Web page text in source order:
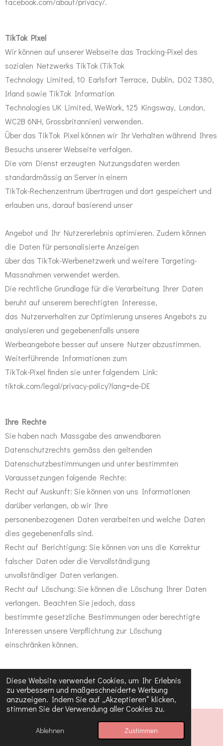
Diese Website verwendet Cookies, um Ihr Erlebnis
zu verbessern und maßgeschneiderte Werbung
anzuzeigen. Indem Sie auf „Akzeptieren“ klicken,
stimmen Sie der Verwendung aller Cookies zu.
Ablehnen Zustimmen
TikTok Pixel
Wir können auf unserer Webseite das Tracking-Pixel des
sozialen Netzwerks TikTok (TikTok
Technology Limited, 10 Earlsfort Terrace, Dublin, D02 T380,
Irland sowie TikTok Information
Technologies UK Limited, WeWork, 125 Kingsway, London,
WC2B 6NH, Grossbritannien) verwenden.
Über das TikTok Pixel können wir Ihr Verhalten während Ihres
Besuchs unserer Webseite verfolgen.
Die vom Dienst erzeugten Nutzungsdaten werden
standardmässig an Server in einem
TikTok-Rechenzentrum übertragen und dort gespeichert und
erlauben uns, darauf basierend unser
Angebot und Ihr Nutzererlebnis optimieren. Zudem können
die Daten für personalisierte Anzeigen
über das TikTok-Werbenetzwerk und weitere Targeting-
Massnahmen verwendet werden.
Die rechtliche Grundlage für die Verarbeitung Ihrer Daten
beruht auf unserem berechtigten Interesse,
das Nutzerverhalten zur Optimierung unseres Angebots zu
analysieren und gegebenenfalls unsere
Werbeangebote besser auf unsere Nutzer abzustimmen.
Weiterführende Informationen zum
TikTok-Pixel finden sie unter folgendem Link:
tiktok.com/legal/privacy-policy?lang=de-DE
Ihre Rechte
Sie haben nach Massgabe des anwendbaren
Datenschutzrechts gemäss den geltenden
Datenschutzbestimmungen und unter bestimmten
Voraussetzungen folgende Rechte:
Recht auf Auskunft: Sie können von uns Informationen
darüber verlangen, ob wir Ihre
personenbezogenen Daten verarbeiten und welche Daten
dies gegebenenfalls sind.
Recht auf Berichtigung: Sie können von uns die Korrektur
falscher Daten oder die Vervollständigung
unvollständiger Daten verlangen.
Recht auf Löschung: Sie können die Löschung Ihrer Daten
verlangen. Beachten Sie jedoch, dass
bestimmte gesetzliche Bestimmungen oder berechtigte
Interessen unsere Verpflichtung zur Löschung
einschränken können.
Recht auf Datenübertragbarkeit: Unter bestimmten
Voraussetzungen können Sie verlangen, dass wir
Ihnen die von Ihnen bereitgestellten Daten in einem
strukturierten, gängigen und maschinenlesbaren
Format zur Verfügung stellen.
E-Mail Telefon